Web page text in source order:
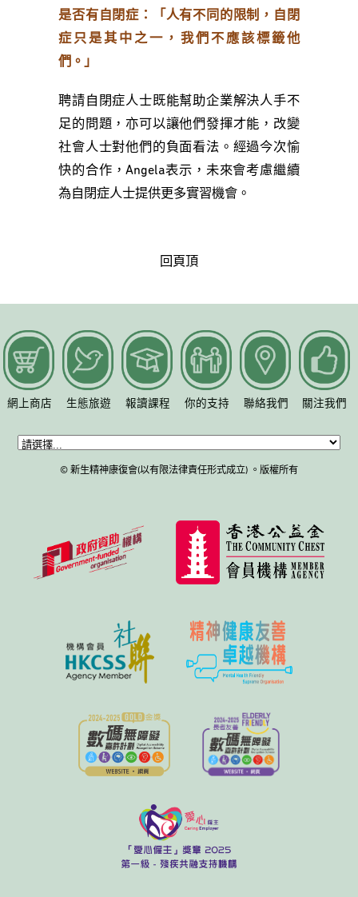
是否有自閉症：「人有不同的限制，自閉
症只是其中之一，我們不應該標籤他
們。」
聘請自閉症人士既能幫助企業解決人手不
足的問題，亦可以讓他們發揮才能，改變
社會人士對他們的負面看法。經過今次愉
快的合作，Angela表示，未來會考慮繼續
為自閉症人士提供更多實習機會。
回頁頂
網上商店 生態旅遊 報讀課程 你的支持 聯絡我們 關注我們
© 新生精神康復會(以有限法律責任形式成立) 。版權所有